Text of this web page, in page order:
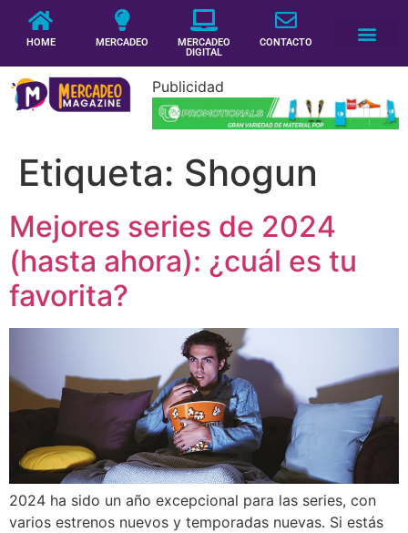
HOME MERCADEO
MERCADEO
DIGITAL
CONTACTO
Publicidad
Etiqueta: Shogun
Mejores series de 2024
(hasta ahora): ¿cuál es tu
favorita?
2024 ha sido un año excepcional para las series, con
varios estrenos nuevos y temporadas nuevas. Si estás